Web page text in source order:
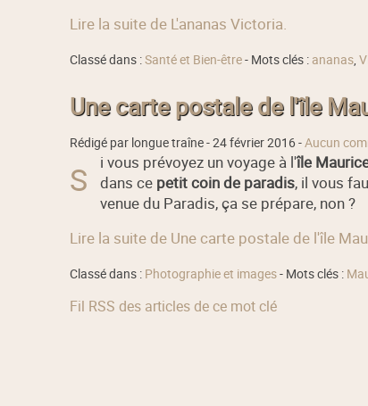
Lire la suite de L'ananas Victoria.
Classé dans :Santé et Bien-être- Mots clés : ananas,
Une carte postale de l'île
Rédigé par longue traîne -24 février 2016-Aucun
S i vous prévoyez un voyage à l'île
dans ce petit coin de paradis, il vous
venue du Paradis, ça se prépare, non ?
Lire la suite de Une carte postale de l'île
Classé dans : Photographie et images- Mots clés :
Fil RSS des articles de ce mot clé